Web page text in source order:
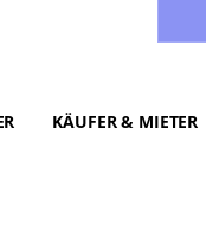
KÄUFER & MIETER